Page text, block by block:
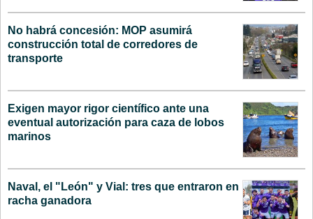
No habrá concesión: MOP asumirá
construcción total de corredores de
transporte
Exigen mayor rigor científico ante una
eventual autorización para caza de lobos
marinos
Naval, el "León" y Vial: tres que entraron en
racha ganadora